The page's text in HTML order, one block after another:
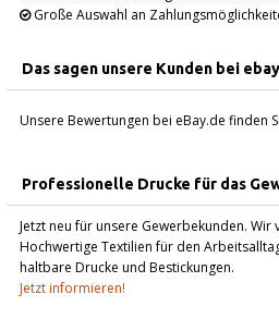
Große Auswahl an
Das sagen unsere Kunden bei
Unsere Bewertungen bei eBay.de finden
Professionelle Drucke für das
Jetzt neu für unsere Gewerbekunden.
Hochwertige Textilien für den
haltbare Drucke und Bestickungen.
Jetzt informieren!